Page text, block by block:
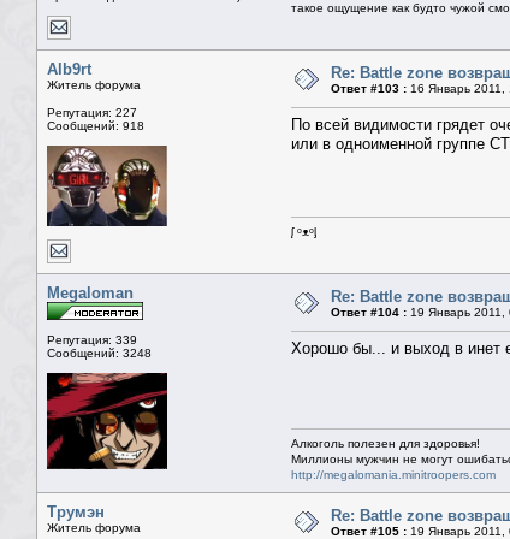
такое ощущение как будто чужой
Alb9rt
Житель форума
Репутация: 227
Сообщений: 918
Re: Battle zone
Ответ #103 : 16 Январь 2011,
По всей видимости грядет
или в одноименной группе
ᶘ ᵒᴥᵒᶅ
Megaloman
Репутация: 339
Сообщений: 3248
Re: Battle zone
Ответ #104 : 19 Январь 2011,
Хорошо бы... и выход в инет
Алкоголь полезен для здоровья!
Миллионы мужчин не могут
http://megalomania.minitroopers.com
Трумэн
Житель форума
Re: Battle zone
Ответ #105 : 19 Январь 2011,